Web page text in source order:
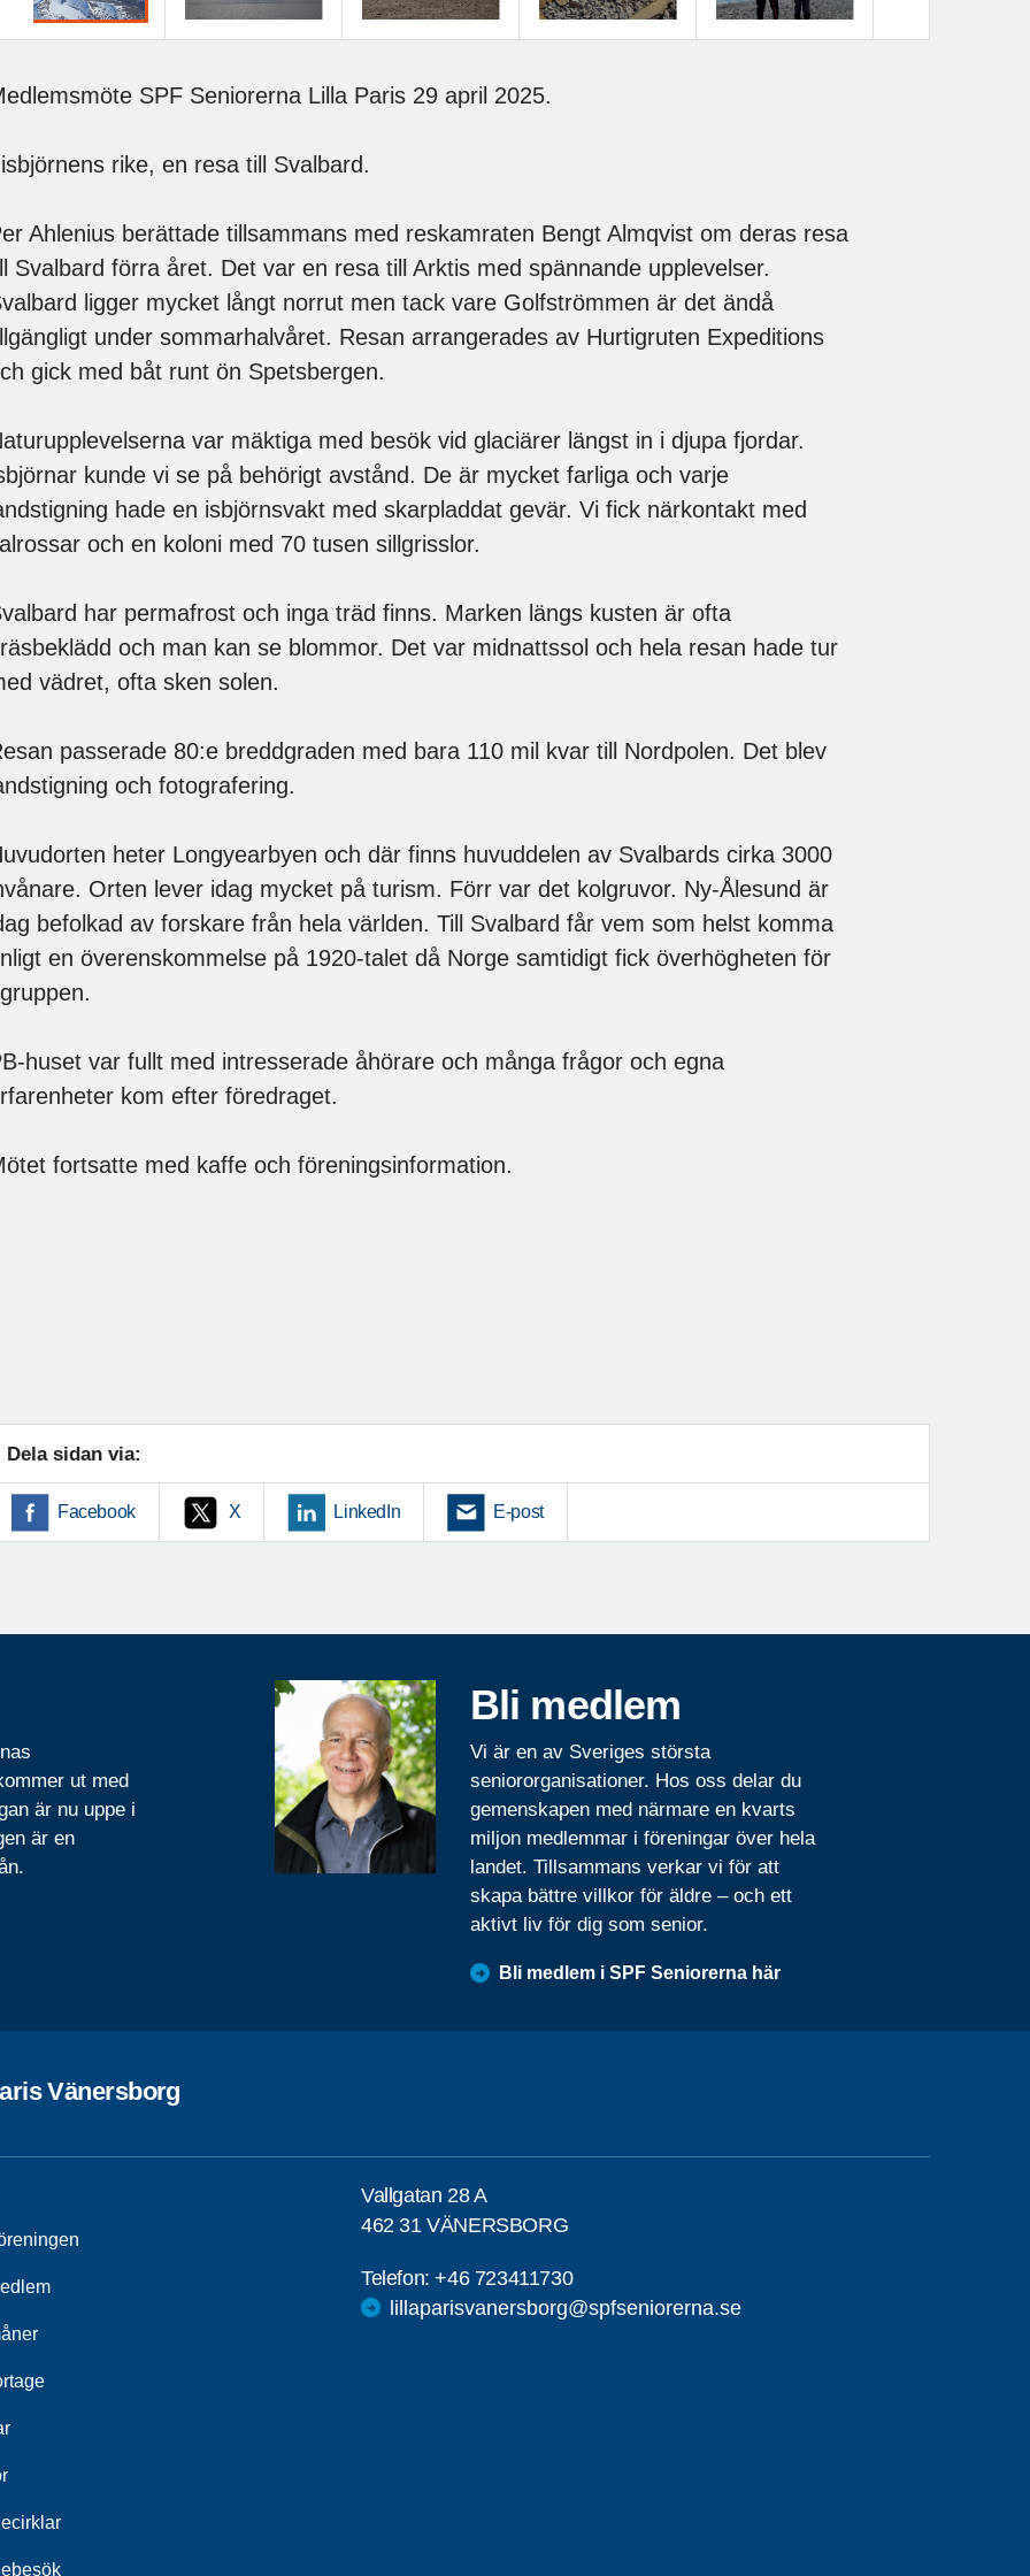
SPF Seniorerna Lilla Paris 29 april 2025.
rike, en resa till Svalbard.
Ahlenius berättade tillsammans med reskamraten Bengt Almqvist om deras resa
Svalbard förra året. Det var en resa till Arktis med spännande upplevelser.
ligger mycket långt norrut men tack vare Golfströmmen är det ändå
under sommarhalvåret. Resan arrangerades av Hurtigruten Expeditions
gick med båt runt ön Spetsbergen.
var mäktiga med besök vid glaciärer längst in i djupa fjordar.
kunde vi se på behörigt avstånd. De är mycket farliga och varje
hade en isbjörnsvakt med skarpladdat gevär. Vi fick närkontakt med
och en koloni med 70 tusen sillgrisslor.
har permafrost och inga träd finns. Marken längs kusten är ofta
och man kan se blommor. Det var midnattssol och hela resan hade tur
vädret, ofta sken solen.
passerade 80:e breddgraden med bara 110 mil kvar till Nordpolen. Det blev
och fotografering.
heter Longyearbyen och där finns huvuddelen av Svalbards cirka 3000
Orten lever idag mycket på turism. Förr var det kolgruvor. Ny-Ålesund är
befolkad av forskare från hela världen. Till Svalbard får vem som helst komma
en överenskommelse på 1920-talet då Norge samtidigt fick överhögheten för
huset var fullt med intresserade åhörare och många frågor och egna
kom efter föredraget.
fortsatte med kaffe och föreningsinformation.
Dela sidan via:
Facebook X LinkedIn E-post
ut med
är nu uppe i
är en
Bli medlem
Vi är en av Sveriges största
seniororganisationer. Hos oss delar du
gemenskapen med närmare en kvarts
miljon medlemmar i föreningar över hela
landet. Tillsammans verkar vi för att
skapa bättre villkor för äldre – och ett
aktivt liv för dig som senior.
Bli medlem i SPF Seniorerna här
Vänersborg
Vallgatan 28 A
462 31 VÄNERSBORG
Telefon:+46 723411730
lillaparisvanersborg@spfseniorerna.se